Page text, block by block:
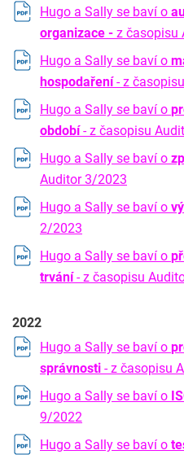
Hugo a Sally se baví o
organizace - z časopisu
Hugo a Sally se baví o
hospodaření- z
Hugo a Sally se baví o
období- z časopisu
Hugo a Sally se baví o
Auditor 3/2023
Hugo a Sally se baví o
2/2023
Hugo a Sally se baví o
trvání- z časopisu
2022
Hugo a Sally se baví o
správnosti - z časopisu
Hugo a Sally se baví o
9/2022
Hugo a Sally se baví o